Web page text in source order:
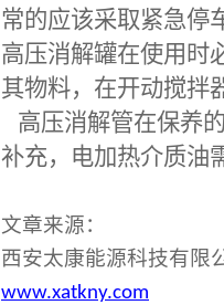
常的应该采取紧急停
高压消解罐在使用时
其物料，在开动搅拌
高压消解管在保养
补充，电加热介质油
文章来源：
西安太康能源科技有限
www.xatkny.com